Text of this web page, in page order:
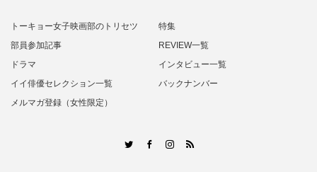
トーキョー女子映画部のトリセツ
特集
部員参加記事
REVIEW一覧
ドラマ
インタビュー一覧
イイ俳優セレクション一覧
バックナンバー
メルマガ登録（女性限定）
TwitterFacebookInstagram
RSS